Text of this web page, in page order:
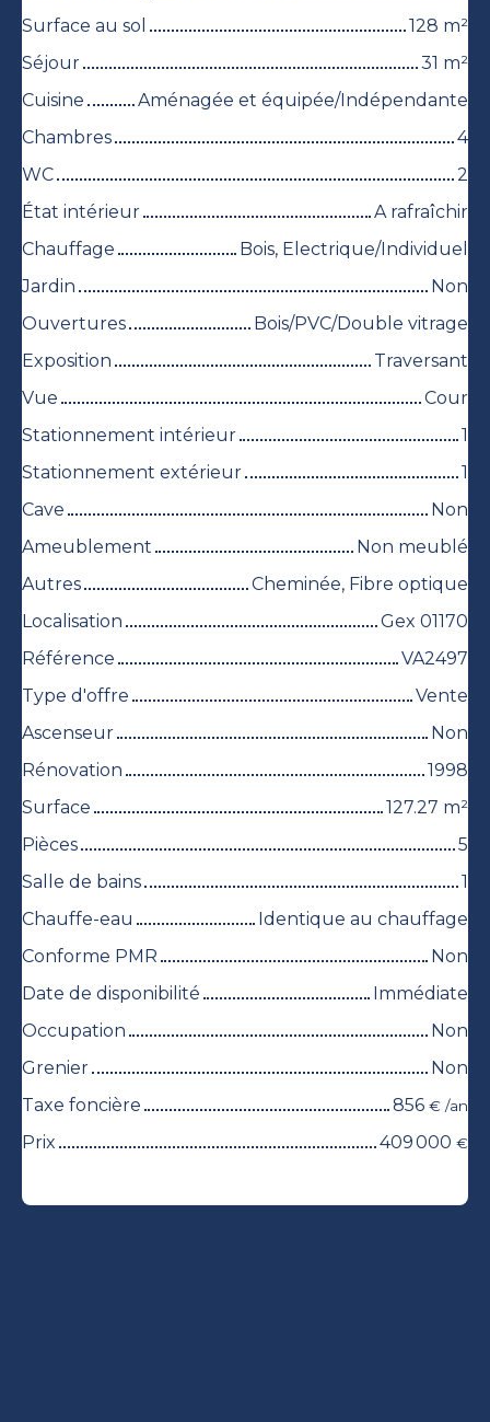
Surface au sol
128 m²
Séjour
31 m²
Cuisine
Aménagée et équipée/Indépendante
Chambres
4
WC
2
État intérieur
A rafraîchir
Chauffage
Bois, Electrique/Individuel
Jardin
Non
Ouvertures
Bois/PVC/Double vitrage
Exposition
Traversant
Vue
Cour
Stationnement intérieur
1
Stationnement extérieur
1
Cave
Non
Ameublement
Non meublé
Autres
Cheminée, Fibre optique
Localisation
Gex 01170
Référence
VA2497
Type d'offre
Vente
Ascenseur
Non
Rénovation
1998
Surface
127.27 m²
Pièces
5
Salle de bains
1
Chauffe-eau
Identique au chauffage
Conforme PMR
Non
Date de disponibilité
Immédiate
Occupation
Non
Grenier
Non
Taxe foncière
856 € /an
Prix 409 000 €